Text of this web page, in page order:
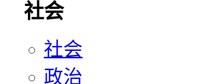
社会
社会
政治